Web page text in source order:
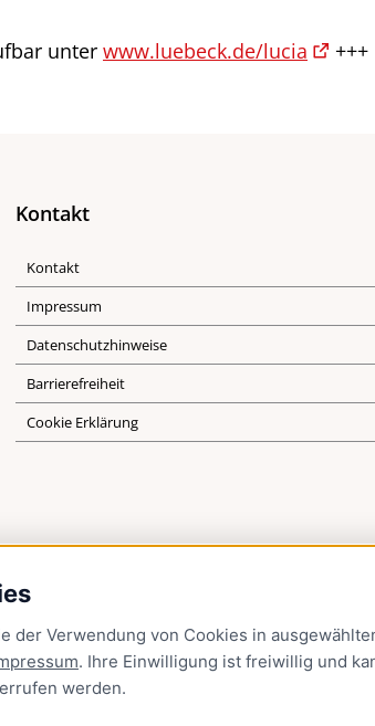
der Verwendung von Cookies in
. Ihre Einwilligung ist freiwillig und
werden.
unter www.luebeck.de/lucia +++
Kontakt
Kontakt
Impressum
Datenschutzhinweise
Barrierefreiheit
Cookie Erklärung